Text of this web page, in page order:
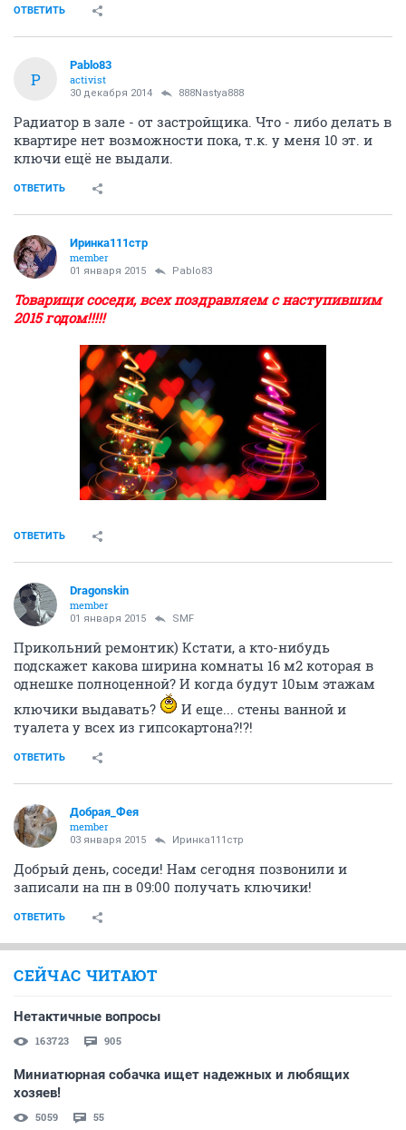
ОТВЕТИТЬ
P
Pablo83
activist
30 декабря 2014 888Nastya888
Радиатор в зале - от застройщика. Что - либо делать в
квартире нет возможности пока, т.к. у меня 10 эт. и
ключи ещё не выдали.
ОТВЕТИТЬ
Иринка111стр
member
01 января 2015 Pablo83
Товарищи соседи, всех поздравляем с наступившим
2015 годом!!!!!
ОТВЕТИТЬ
Dragonskin
member
01 января 2015 SMF
Прикольний ремонтик) Кстати, а кто-нибудь
подскажет какова ширина комнаты 16 м2 которая в
однешке полноценной? И когда будут 10ым этажам
ключики выдавать?
И еще... стены ванной и
туалета у всех из гипсокартона?!?!
ОТВЕТИТЬ
Добрая_Фея
member
03 января 2015 Иринка111стр
Добрый день, соседи! Нам сегодня позвонили и
записали на пн в 09:00 получать ключики!
ОТВЕТИТЬ
СЕЙЧАС ЧИТАЮТ
Нетактичные вопросы
163723 905
Миниатюрная собачка ищет надежных и любящих
хозяев!
5059 55